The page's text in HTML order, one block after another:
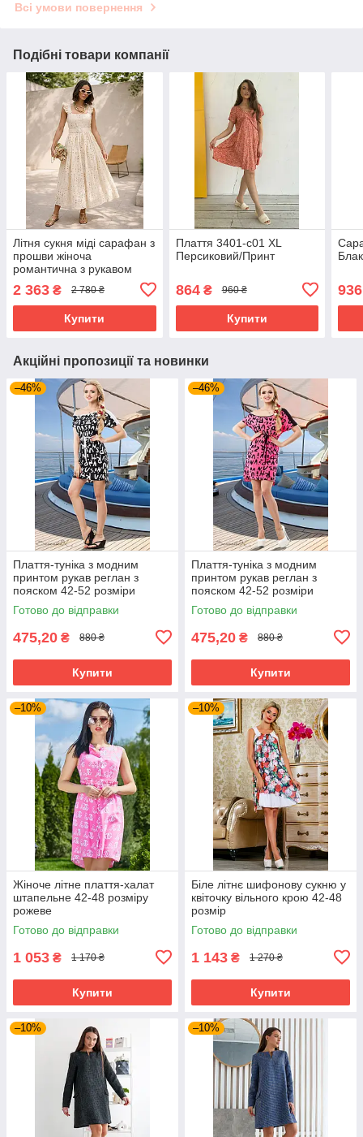
Всі умови повернення
Подібні товари компанії
Літня сукня міді сарафан з
прошви жіноча
романтична з рукавом
крильце та поясом 42-48
розміри бежева
2 363 ₴ 2 780 ₴
Купити
Плаття 3401-c01 XL
Персиковий/Принт
864₴ 960 ₴
Купити
936
Акційні пропозиції та новинки
–46%
Плаття-туніка з модним
принтом рукав реглан з
пояском 42-52 розміри
Готово до відправки
475,20 ₴ 880 ₴
Купити
–46%
Плаття-туніка з модним
принтом рукав реглан з
пояском 42-52 розміри
Готово до відправки
475,20 ₴ 880 ₴
Купити
–10%
Жіноче літне плаття-халат
штапельне 42-48 розміру
рожеве
Готово до відправки
1 053 ₴ 1 170 ₴
Купити
–10%
Біле літнє шифонову сукню у
квіточку вільного крою 42-48
розмір
Готово до відправки
1 143 ₴ 1 270 ₴
Купити
–10% –10%